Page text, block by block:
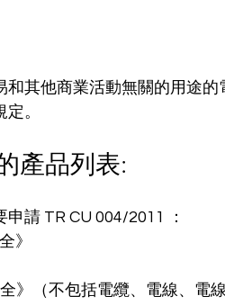
其他商業活動無關的用途的
。
產品列表:
請 TR CU 004/2011 ：
》
》（不包括電纜、電線、電線